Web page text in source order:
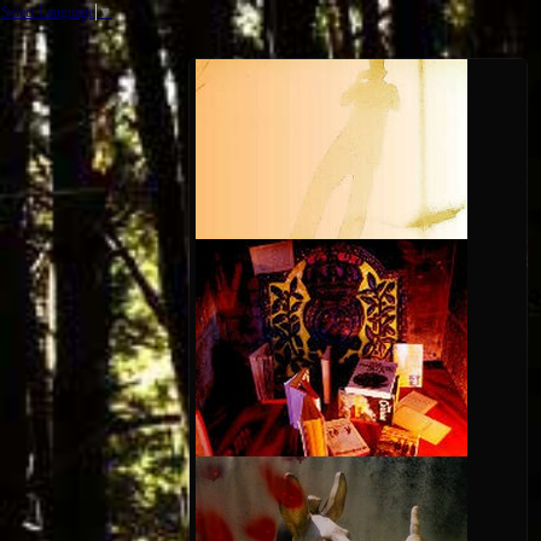
Select Language ▼